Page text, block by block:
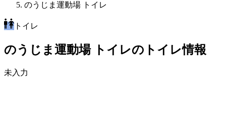
のうじま運動場 トイレ
トイレ
のうじま運動場 トイレのトイレ情報
未入力